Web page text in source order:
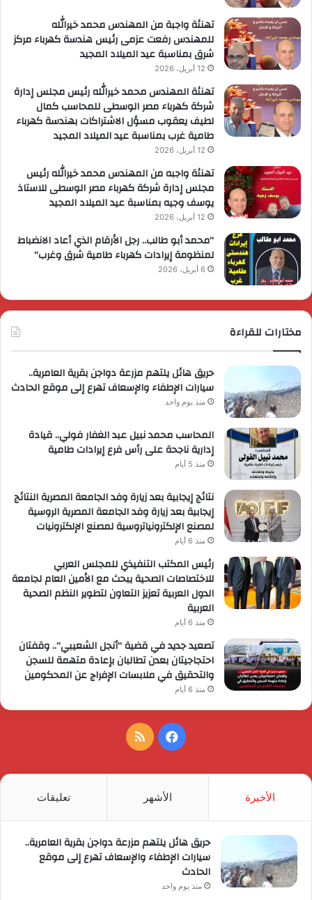
تهنئة واجبة من المهندس محمد خيرالله
للمهندس رفعت عزمى رئيس هندسة كهرباء مركز
شرق بمناسبة عيد الميلاد المجيد
12 أبريل، 2026
تهنئة المهندس محمد خيرالله رئيس مجلس إدارة
شركة كهرباء مصر الوسطى للمحاسب كمال
لطيف يعقوب مسؤل الاشتراكات بهندسة كهرباء
طامية غرب بمناسبة عيد الميلاد المجيد
12 أبريل، 2026
تهنئة واجبه من المهندس محمد خيرالله رئيس
مجلس إدارة شركة كهرباء مصر الوسطى للاستاذ
يوسف وجيه بمناسبة عيد الميلاد المجيد
12 أبريل، 2026
“محمد أبو طالب.. رجل الأرقام الذي أعاد الانضباط
لمنظومة إيرادات كهرباء طامية شرق وغرب”
6 أبريل، 2026
مختارات للقراءة
حريق هائل يلتهم مزرعة دواجن بقرية العامرية..
سيارات الإطفاء والإسعاف تهرع إلى موقع الحادث
منذ يوم واحد
المحاسب محمد نبيل عبد الغفار فولي.. قيادة
إدارية ناجحة على رأس فرع إيرادات طامية
منذ 5 أيام
نتائج إيجابية بعد زيارة وفد الجامعة المصرية النتائج
إيجابية بعد زيارة وفد الجامعة المصرية الروسية
لمصنع الإلكترونياتروسية لمصنع الإلكترونيات
منذ 6 أيام
رئيس المكتب التنفيذي للمجلس العربي
للاختصاصات الصحية يبحث مع الأمين العام لجامعة
الدول العربية تعزيز التعاون لتطوير النظم الصحية
العربية
منذ 6 أيام
تصعيد جديد في قضية “أنجل الشعيبي”.. وقفتان
احتجاجيتان بعدن تطالبان بإعادة متهمة للسجن
والتحقيق في ملابسات الإفراج عن المحكومين
منذ 6 أيام
فيسبوكملخص
الأخيرة الأشهر تعليقات
حريق هائل يلتهم مزرعة دواجن بقرية العامرية..
سيارات الإطفاء والإسعاف تهرع إلى موقع
الحادث
منذ يوم واحد